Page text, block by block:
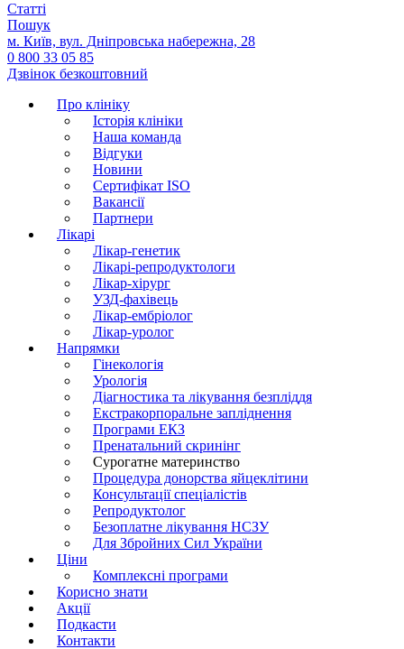
Статтi
Пошук
м. Київ, вул. Дніпровська набережна, 28
0 800 33 05 85
Дзвінок безкоштовний
Про клініку
Історія клініки
Наша команда
Вiдгуки
Новини
Сертифікат ISO
Вакансії
Партнери
Лікарі
Лікар-генетик
Лікарі-репродуктологи
Лікар-хірург
УЗД-фахівець
Лікар-ембріолог
Лікар-уролог
Напрямки
Гінекологія
Урологія
Діагностика та лікування безпліддя
Екстракорпоральне запліднення
Програми ЕКЗ
Пренатальний скринінг
Сурогатне материнство
Процедура донорства яйцеклітини
Консультації спеціалістів
Репродуктолог
Безоплатне лікування НСЗУ
Для Збройних Сил України
Ціни
Комплексні програми
Корисно знати
Акції
Подкасти
Контакти